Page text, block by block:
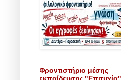
Φροντιστήριο μέσης
εκπαίδευσης "Επιτυχία"